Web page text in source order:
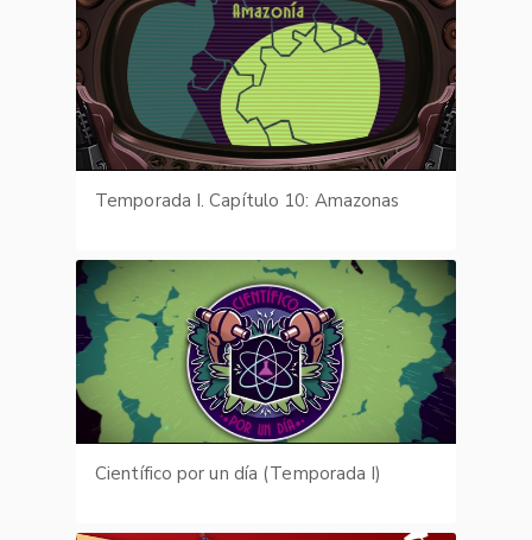
Temporada I. Capítulo 10: Amazonas
Científico por un día (Temporada I)